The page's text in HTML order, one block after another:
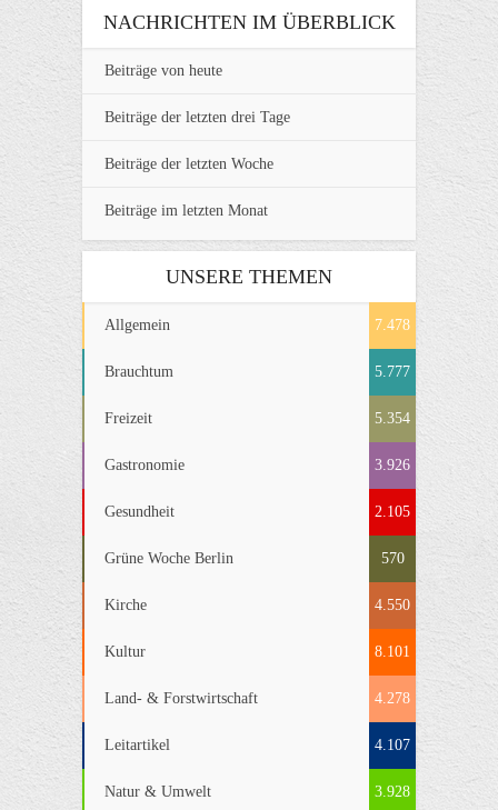
NACHRICHTEN IM ÜBERBLICK
Beiträge von heute
Beiträge der letzten drei Tage
Beiträge der letzten Woche
Beiträge im letzten Monat
UNSERE THEMEN
Allgemein 7.478
Brauchtum 5.777
Freizeit 5.354
Gastronomie 3.926
Gesundheit 2.105
Grüne Woche Berlin 570
Kirche 4.550
Kultur 8.101
Land- & Forstwirtschaft 4.278
Leitartikel 4.107
Natur & Umwelt 3.928